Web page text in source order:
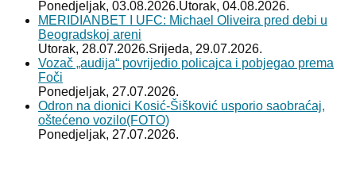
Ponedjeljak, 03.08.2026.Utorak, 04.08.2026.
MERIDIANBET I UFC: Michael Oliveira pred debi u
Beogradskoj areni
Utorak, 28.07.2026.Srijeda, 29.07.2026.
Vozač „audija“ povrijedio policajca i pobjegao prema
Foči
Ponedjeljak, 27.07.2026.
Odron na dionici Kosić-Šišković usporio saobraćaj,
oštećeno vozilo(FOTO)
Ponedjeljak, 27.07.2026.